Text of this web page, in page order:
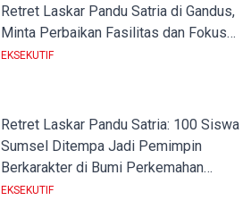
Retret Laskar Pandu Satria di Gandus,
Minta Perbaikan Fasilitas dan Fokus
pada Potensi Siswa
EKSEKUTIF
Retret Laskar Pandu Satria: 100 Siswa
Sumsel Ditempa Jadi Pemimpin
Berkarakter di Bumi Perkemahan
Gandus
EKSEKUTIF